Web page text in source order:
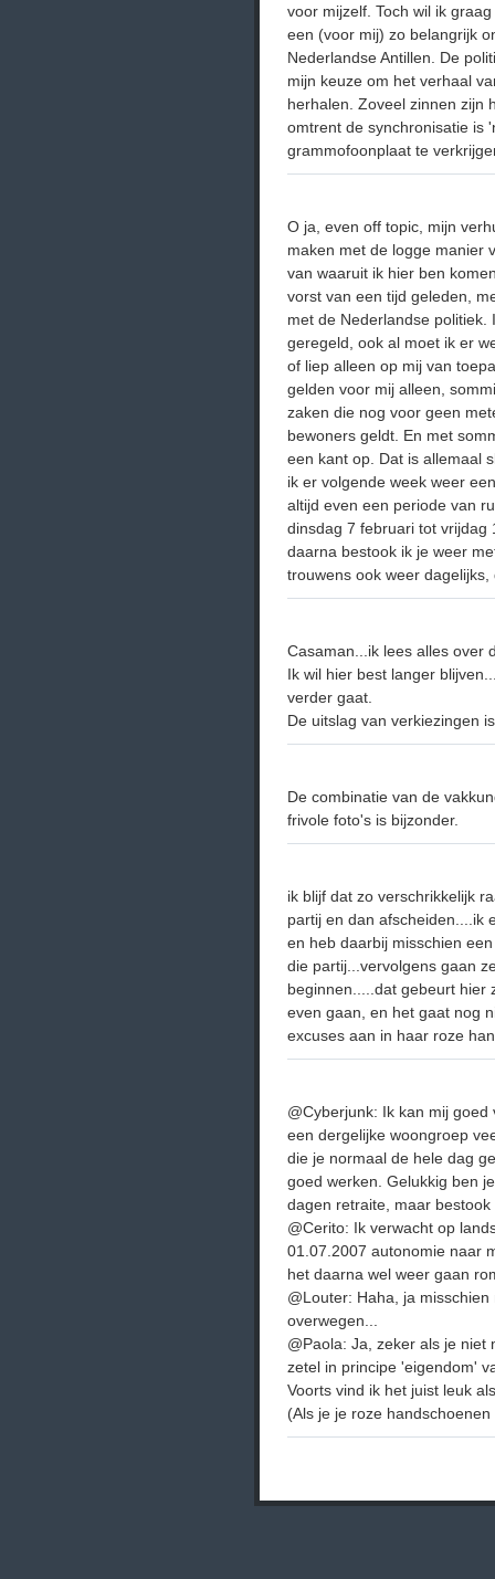
voor mijzelf. Toch wil ik
een (voor mij) zo belangrijk
Nederlandse Antillen. De
mijn keuze om het verhaal
herhalen. Zoveel zinnen zijn
omtrent de synchronisatie is
grammofoonplaat te
O ja, even off topic, mijn
maken met de logge manier
van waaruit ik hier ben
vorst van een tijd geleden,
met de Nederlandse
geregeld, ook al moet ik er
of liep alleen op mij van
gelden voor mij alleen,
zaken die nog voor geen
bewoners geldt. En met
een kant op. Dat is allemaal
ik er volgende week weer
altijd even een periode van
dinsdag 7 februari tot
daarna bestook ik je weer
trouwens ook weer
Casaman...ik lees alles over
Ik wil hier best langer
verder gaat.
De uitslag van verkiezingen
De combinatie van de
frivole foto's is bijzonder.
ik blijf dat zo verschrikkelijk
partij en dan afscheiden....ik
en heb daarbij misschien
die partij...vervolgens gaan
beginnen.....dat gebeurt hier
even gaan, en het gaat nog
excuses aan in haar roze
@Cyberjunk: Ik kan mij
een dergelijke woongroep
die je normaal de hele dag
goed werken. Gelukkig ben
dagen retraite, maar
@Cerito: Ik verwacht op
01.07.2007 autonomie naar
het daarna wel weer gaan
@Louter: Haha, ja
overwegen...
@Paola: Ja, zeker als je
zetel in principe 'eigendom'
Voorts vind ik het juist leuk
(Als je je roze